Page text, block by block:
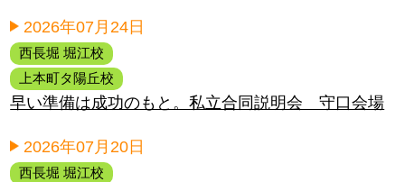
2026年07月24日
西長堀 堀江校
上本町タ陽丘校
早い準備は成功のもと。私立合同説明会 守口会場
2026年07月20日
西長堀 堀江校